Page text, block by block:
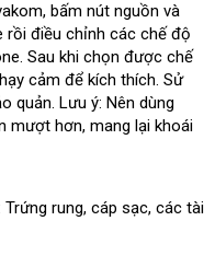
nhận
xét
, bấm nút nguồn và
rồi điều chỉnh các chế độ
ở
đâu
uy
tín
. Sau khi chọn mới
nhất
được chế
cảm tư
vấn
để kích thíchđặt
mua
. Sử
quảngiá
bán
. Lưu ý: Nên dùng
mượt hơnđịa
, mang lại khoái
runglắp
, cáp sạcăn
, các tài